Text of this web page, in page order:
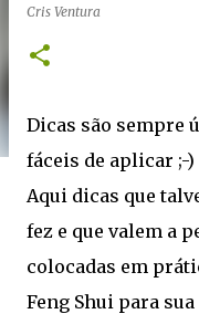
Cris Ventura
Dicas são sempre
fáceis de aplicar ;-)
Aqui dicas que
fez e que valem a
colocadas em
Feng Shui para